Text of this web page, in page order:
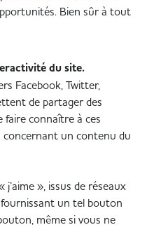
Bien sûr à tout
du site.
Facebook, Twitter,
de partager des
faire connaître à ces
un contenu du
», issus de réseaux
un tel bouton
même si vous ne